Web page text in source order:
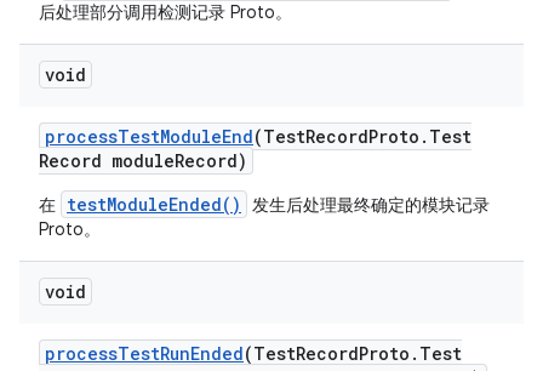
后处理部分调用检测记录 Proto。
void
processTestModuleEnd(TestRecordProto . Test
Record moduleRecord)
在 testModuleEnded()
发生后处理最终确定的模块记录
Proto。
void
processTestRunEnded(TestRecordProto . Test